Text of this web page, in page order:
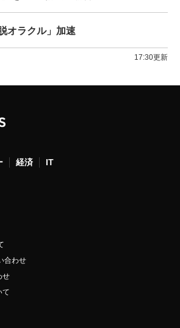
オラクル」加速
17:30更新
経済 IT
合わせ
せ
て